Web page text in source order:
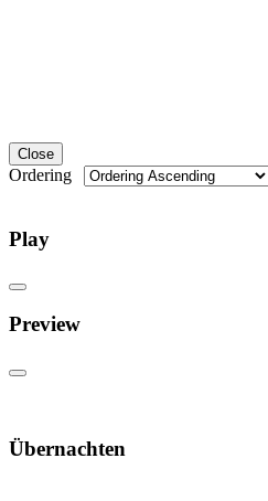
Close
Ordering
Play
Preview
Übernachten